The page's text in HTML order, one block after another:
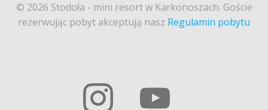
© 2026 Stodoła - mini resort w Karkonoszach. Goście
rezerwując pobyt akceptują nasz Regulamin pobytu